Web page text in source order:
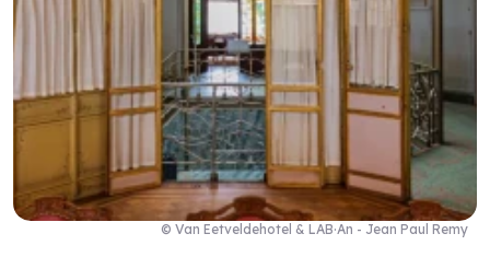
© Van Eetveldehotel & LAB·An - Jean Paul Remy